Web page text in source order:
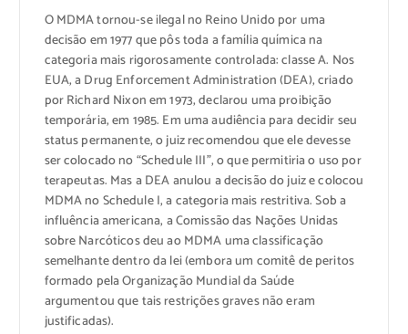
O MDMA tornou-se ilegal no Reino Unido por uma
decisão em 1977 que pôs toda a família química na
categoria mais rigorosamente controlada: classe A. Nos
EUA, a Drug Enforcement Administration (DEA), criado
por Richard Nixon em 1973, declarou uma proibição
temporária, em 1985. Em uma audiência para decidir seu
status permanente, o juiz recomendou que ele devesse
ser colocado no “Schedule III”, o que permitiria o uso por
terapeutas. Mas a DEA anulou a decisão do juiz e colocou
MDMA no Schedule I, a categoria mais restritiva. Sob a
influência americana, a Comissão das Nações Unidas
sobre Narcóticos deu ao MDMA uma classificação
semelhante dentro da lei (embora um comitê de peritos
formado pela Organização Mundial da Saúde
argumentou que tais restrições graves não eram
justificadas).